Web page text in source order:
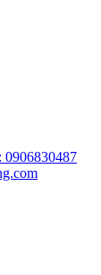
0906830487